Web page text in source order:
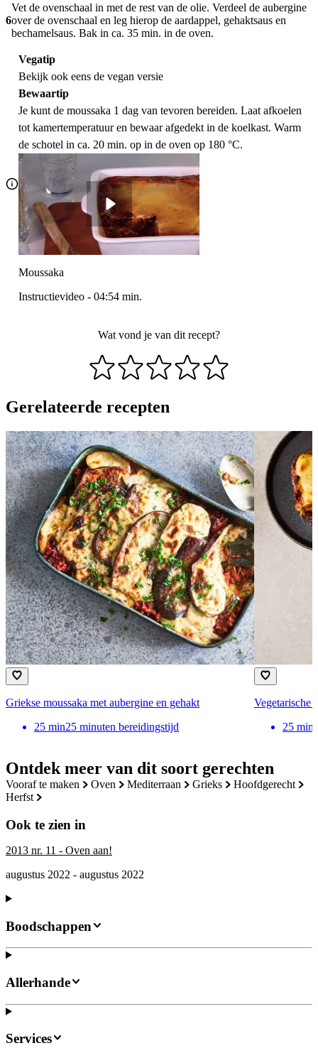
Ontdek meer van dit soort gerechten
vooraf te maken oven mediterraan grieks
hoofdgerecht
herfst
Ook te zien in
2013 nr. 11 - Oven aan!
augustus 2022 - augustus 2022
6
Vet de ovenschaal in met de rest van de olie. Verdeel de aubergine
over de ovenschaal en leg hierop de aardappel, gehaktsaus en
bechamelsaus. Bak in ca. 35 min. in de oven.
Vegatip
Bekijk ook eens de vegan versie
Bewaartip
Je kunt de moussaka 1 dag van tevoren bereiden. Laat afkoelen
tot kamertemperatuur en bewaar afgedekt in de koelkast. Warm
de schotel in ca. 20 min. op in de oven op 180 °C.
Moussaka
Instructievideo - 04:54 min.
Wat vond je van dit recept?
Gerelateerde recepten
Griekse moussaka met aubergine en gehakt
25 min25 minuten bereidingstijd
Vegetarische
25 min
Boodschappen
Allerhande
Services